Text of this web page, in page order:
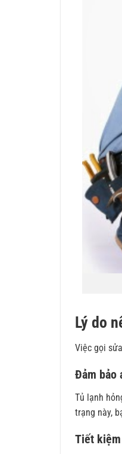
Lý do
Việc gọi
Đảm bảo
Tủ lạnh
trạng này,
Tiết